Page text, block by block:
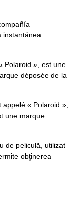
instantánea …
Polaroid », est une
déposée de la
« Polaroid »,
une marque
de peliculă, utilizat
obţinerea